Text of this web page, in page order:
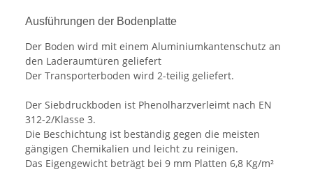
Ausführungen der Bodenplatte
Der Boden wird mit einem Aluminiumkantenschutz an
den Laderaumtüren geliefert
Der Transporterboden wird 2-teilig geliefert.
Der Siebdruckboden ist Phenolharzverleimt nach EN
312-2/Klasse 3.
Die Beschichtung ist beständig gegen die meisten
gängigen Chemikalien und leicht zu reinigen.
Das Eigengewicht beträgt bei 9 mm Platten 6,8 Kg/m²